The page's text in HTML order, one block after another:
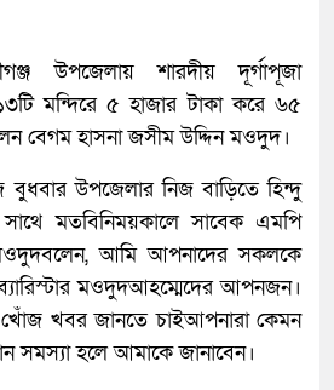
উপজেলায় শারদীয় দূর্গাপূজা
মন্দিরে ৫ হাজার টাকা করে ৬৫
বেগম হাসনা জসীম উদ্দিন মওদুদ।
উপজেলার নিজ বাড়িতে হিন্দু
মতবিনিময়কালে সাবেক এমপি
আমি আপনাদের সকলকে
মওদুদআহম্মেদের আপনজন।
খবর জানতে চাইআপনারা কেমন
হলে আমাকে জানাবেন।